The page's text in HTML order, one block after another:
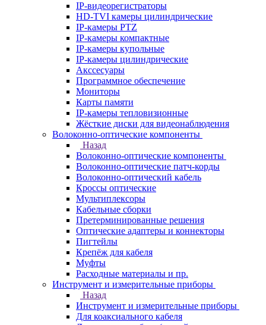
IP-видеорегистраторы
HD-TVI камеры цилиндрические
IP-камеры PTZ
IP-камеры компактные
IP-камеры купольные
IP-камеры цилиндрические
Акссесуары
Программное обеспечение
Мониторы
Карты памяти
IP-камеры тепловизионные
Жёсткие диски для видеонаблюдения
Волоконно-оптические компоненты
Назад
Волоконно-оптические компоненты
Волоконно-оптические патч-корды
Волоконно-оптический кабель
Кроссы оптические
Мультиплексоры
Кабельные сборки
Претерминированные решения
Оптические адаптеры и коннекторы
Пигтейлы
Крепёж для кабеля
Муфты
Расходные материалы и пр.
Инструмент и измерительные приборы
Назад
Инструмент и измерительные приборы
Для коаксиального кабеля